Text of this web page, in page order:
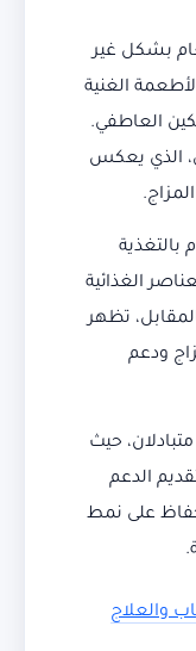
بشكل غير
الغنية
العاطفي.
الذي يعكس
بالتغذية
الغذائية
تظهر
ودعم
حيث
الدعم
على نمط
والعلاج